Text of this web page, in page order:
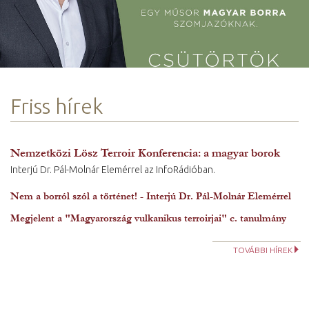
Friss hírek
Nemzetközi Lösz Terroir Konferencia: a magyar borok
Interjú Dr. Pál-Molnár Elemérrel az InfoRádióban.
Nem a borról szól a történet! - Interjú Dr. Pál-Molnár Elemérrel
Megjelent a "Magyarország vulkanikus terroirjai" c. tanulmány
TOVÁBBI HÍREK